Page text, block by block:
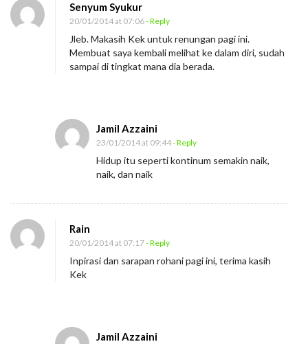
t
a
s
Senyum Syukur
20/01/2014 at 07:06- Reply
Jleb. Makasih Kek untuk renungan pagi ini.
Membuat saya kembali melihat ke dalam diri, sudah
sampai di tingkat mana dia berada.
Jamil Azzaini
23/01/2014 at 09:44- Reply
Hidup itu seperti kontinum semakin naik,
naik, dan naik
Rain
20/01/2014 at 07:17- Reply
Inpirasi dan sarapan rohani pagi ini, terima kasih
Kek
Jamil Azzaini